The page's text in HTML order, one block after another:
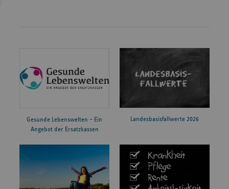
Gesunde Lebenswelten – Ein
Angebot der Ersatzkassen
Landesbasisfallwerte 2026